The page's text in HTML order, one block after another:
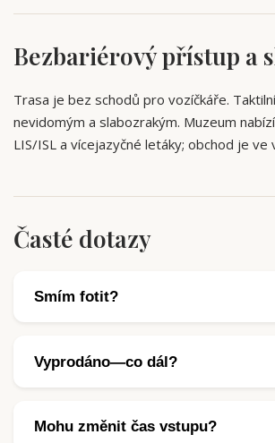
Bezbariérový přístup a
Trasa je bez schodů pro vozíčkáře.
nevidomým a slabozrakým. Muzeum
LIS/ISL a vícejazyčné letáky; obchod je ve
Časté dotazy
Smím fotit?
patnácti minut věnujte pohledu očima,
Vyprodáno—co dál?
dodatečné kapacity. Licencovaní
Mohu změnit čas vstupu?